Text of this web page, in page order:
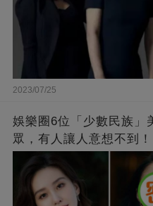
2023/07/25
娛樂圈6位「少數民族」
眾，有人讓人意想不到！